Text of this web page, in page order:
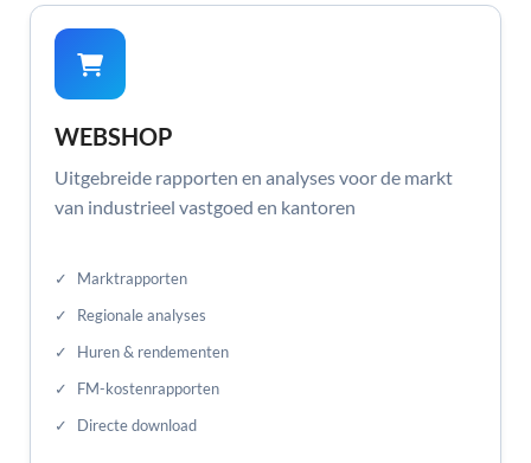
WEBSHOP
Uitgebreide rapporten en analyses voor de markt
van industrieel vastgoed en kantoren
✓
Marktrapporten
✓
Regionale analyses
✓
Huren & rendementen
✓
FM-kostenrapporten
✓
Directe download